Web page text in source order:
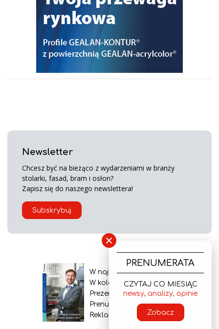
Newsletter
Chcesz być na bieżąco z wydarzeniami w branży
stolarki, fasad, bram i osłon?
Zapisz się do naszego newslettera!
Subskrybuj
W najnowszym wydaniu
W kolejnym numerze
Prezentacja gazety
Prenumerata
Reklama
×
PRENUMERATA
CZYTAJ CO MIESIĄC
newsy, analizy, opinie
Zobacz